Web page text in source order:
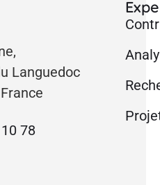
Languedoc
78